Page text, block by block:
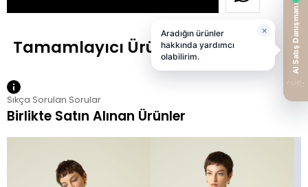
Sıkça Sorulan Sorular
Birlikte Satın Alınan Ürünler